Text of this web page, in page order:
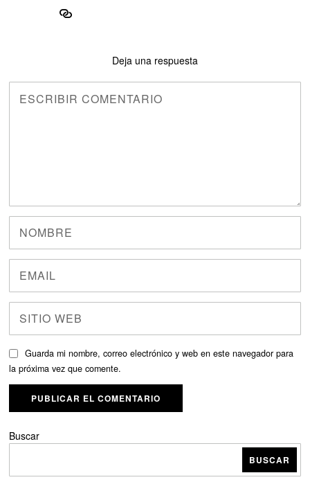
Deja una respuesta
Guarda mi nombre, correo electrónico y web en este navegador para
la próxima vez que comente.
Buscar
BUSCAR